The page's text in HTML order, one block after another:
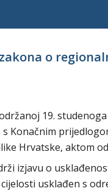
o
19.
Hrvatske, aktom
izjavu o
usklađen s